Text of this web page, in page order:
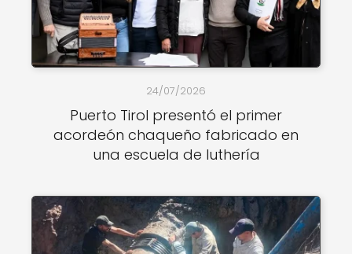
24/07/2026
Puerto Tirol presentó el primer
acordeón chaqueño fabricado en
una escuela de luthería